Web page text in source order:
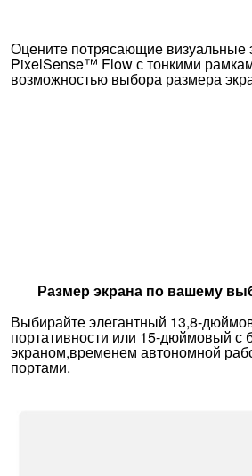
Оцените потрясающие
PixelSense™ Flow с тонкими
возможностью выбора размера
Размер экрана по вашему
Выбирайте элегантный 13,8-
портативности или 15-дюймовый с
экраном,временем автономной
портами.